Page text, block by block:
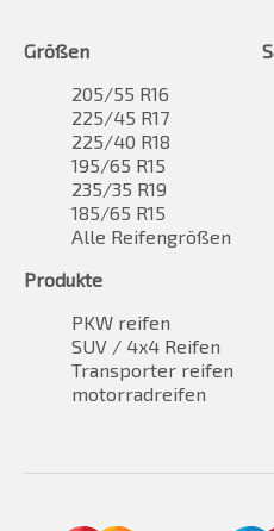
Größen
205/55 R16
225/45 R17
225/40 R18
195/65 R15
235/35 R19
185/65 R15
Alle Reifengrößen
Produkte
PKW reifen
SUV / 4x4 Reifen
Transporter reifen
motorradreifen